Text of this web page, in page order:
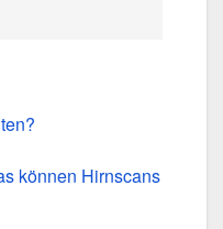
können Hirnscans